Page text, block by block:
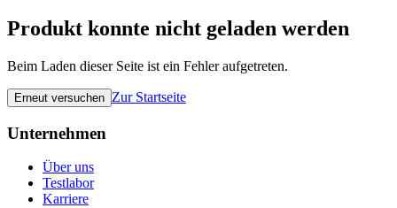
Produkt konnte nicht geladen werden
Beim Laden dieser Seite ist ein Fehler aufgetreten.
Erneut versuchen Zur Startseite
Unternehmen
Über uns
Testlabor
Karriere